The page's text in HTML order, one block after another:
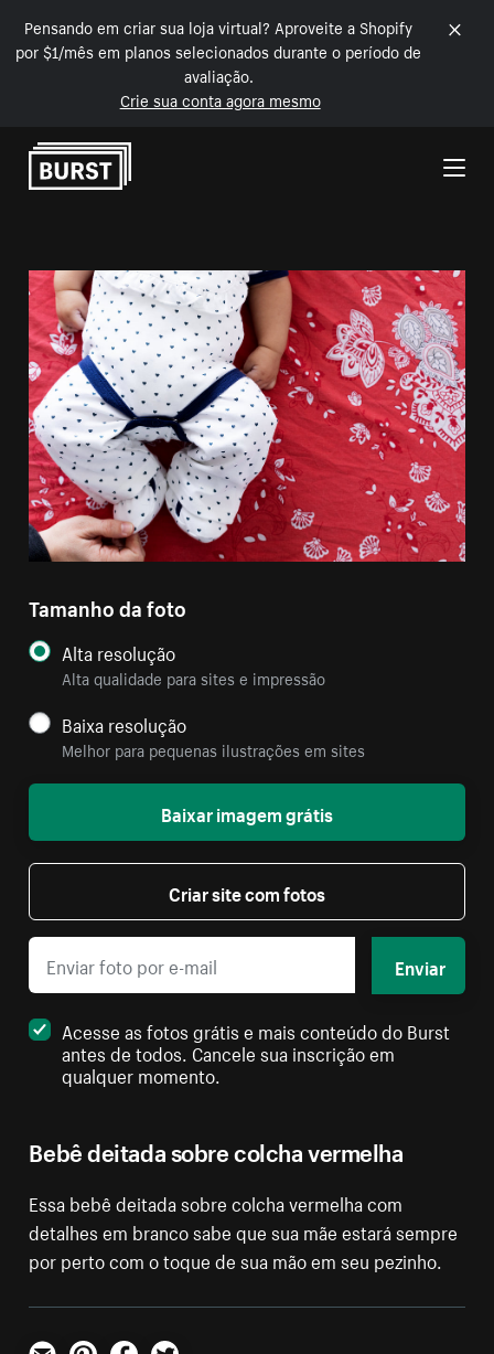
Pensando em criar sua loja virtual? Aproveite a Shopify
por $1/mês em planos selecionados durante o período de
avaliação.
Crie sua conta agora mesmo
Pular para o conteúdo
Bebê deitada sobre colcha vermelha
Essa bebê deitada sobre colcha vermelha com
detalhes em branco sabe que sua mãe estará sempre
por perto com o toque de sua mão em seu pezinho.
Tamanho da foto
Alta resolução
Alta qualidade para sites e impressão
Baixa resolução
Melhor para pequenas ilustrações em sites
Baixar imagem grátis
Criar site com fotos
Enviar
Acesse as fotos grátis e mais conteúdo do Burst
antes de todos. Cancele sua inscrição em
qualquer momento.